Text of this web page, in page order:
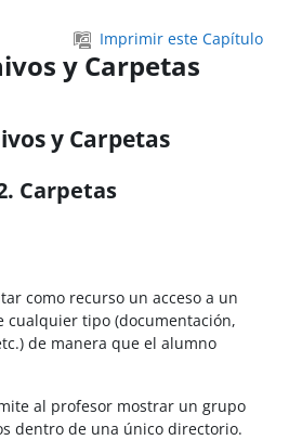
Imprimir este Capítulo
y Carpetas
y Carpetas
Carpetas
como recurso un acceso a un
cualquier tipo (documentación,
de manera que el alumno
al profesor mostrar un grupo
dentro de una único directorio.